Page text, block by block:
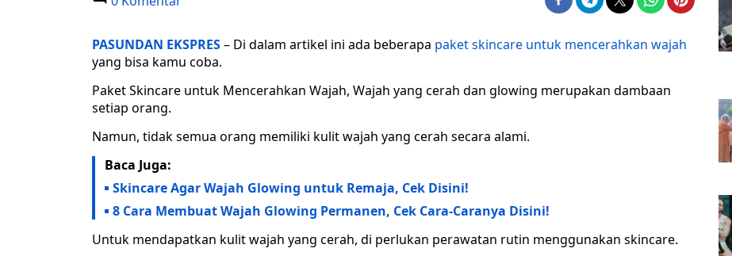
PASUNDAN EKSPRES– Di dalam artikel ini ada beberapa paket skincare untuk mencerahkan wajah
yang bisa kamu coba.
Paket Skincare untuk Mencerahkan Wajah, Wajah yang cerah dan glowing merupakan dambaan
setiap orang.
Namun, tidak semua orang memiliki kulit wajah yang cerah secara alami.
Baca Juga:
Skincare Agar Wajah Glowing untuk Remaja, Cek Disini!
8 Cara Membuat Wajah Glowing Permanen, Cek Cara-Caranya Disini!
Untuk mendapatkan kulit wajah yang cerah, di perlukan perawatan rutin menggunakan skincare.